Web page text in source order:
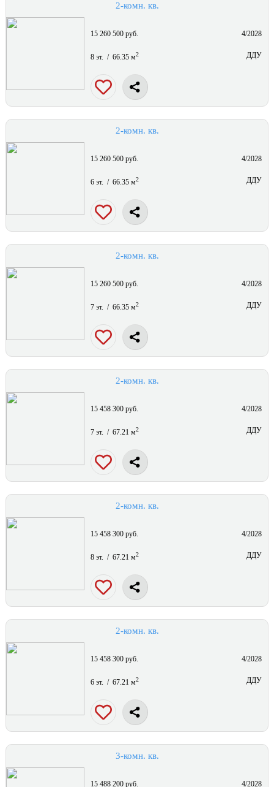
2-комн. кв.
15 260 500 руб. 4/2028
8 эт. / 66.35 м2 ДДУ
2-комн. кв.
15 260 500 руб. 4/2028
6 эт. / 66.35 м2 ДДУ
2-комн. кв.
15 260 500 руб. 4/2028
7 эт. / 66.35 м2 ДДУ
2-комн. кв.
15 458 300 руб. 4/2028
7 эт. / 67.21 м2 ДДУ
2-комн. кв.
15 458 300 руб. 4/2028
8 эт. / 67.21 м2 ДДУ
2-комн. кв.
15 458 300 руб. 4/2028
6 эт. / 67.21 м2 ДДУ
3-комн. кв.
15 488 200 руб. 4/2028